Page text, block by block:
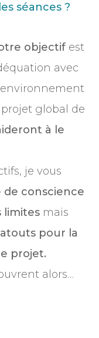
séances ?
objectif est
avec
environnement
global de
à le
je vous
de conscience
limites mais
pour la
projet.
alors…